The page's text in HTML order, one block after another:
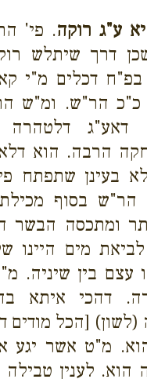
ע"ג רוקה. פי'
דרך שיתלש
בפ"ח דכלים מ"י
כ"כ הר"ש. ומ"ש
דאע"ג
הרבה. הוא
בעינן שתפתח
הר"ש בסוף
ומתכסה הבשר
לביאת מים היינו
עצם בין שיניה.
דהכי איתא
(לשון) [הכל מודים
מ"ט אשר יגע
הוא. לענין